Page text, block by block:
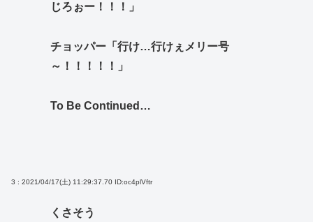
じろぉー！！！」
チョッパー「行け…行けぇメリー号
～！！！！！」
To Be Continued…
3 : 2021/04/17(土) 11:29:37.70 ID:oc4plVftr
くさそう